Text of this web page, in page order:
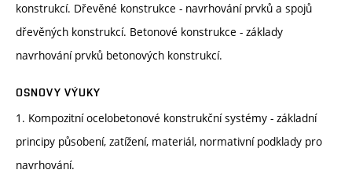
konstrukcí. Dřevěné konstrukce - navrhování prvků a spojů
dřevěných konstrukcí. Betonové konstrukce - základy
navrhování prvků betonových konstrukcí.
OSNOVY VÝUKY
1. Kompozitní ocelobetonové konstrukční systémy - základní
principy působení, zatížení, materiál, normativní podklady pro
navrhování.